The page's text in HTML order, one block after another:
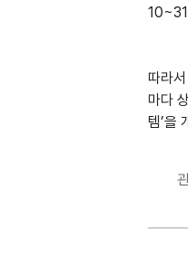
따라
마다
템’을